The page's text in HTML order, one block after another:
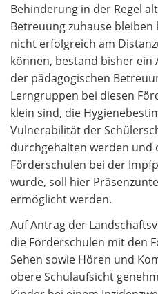
Behinderung in der Regel
Betreuung zuhause
nicht erfolgreich am
können, bestand bisher ein
der pädagogischen
Lerngruppen bei diesen
klein sind, die
Vulnerabilität der
durchgehalten werden und
Förderschulen bei der
wurde, soll hier
ermöglicht werden.
Auf Antrag der
die Förderschulen mit den
Sehen sowie Hören und
obere Schulaufsicht